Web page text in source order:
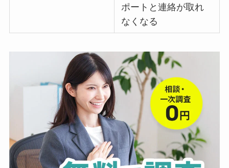
ポートと連絡が取れ
なくなる